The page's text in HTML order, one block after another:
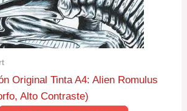
Original Tinta A4: Alien Romulus
Alto Contraste)